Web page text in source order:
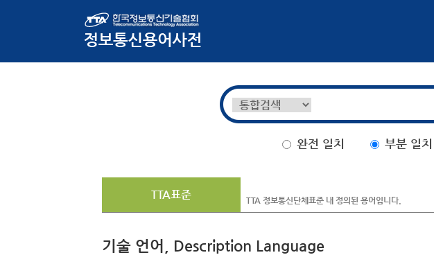
완전 일치 부분 일치
TTA표준 TTA 정보통신단체표준 내 정의된 용어입니다.
기술 언어, Description Language